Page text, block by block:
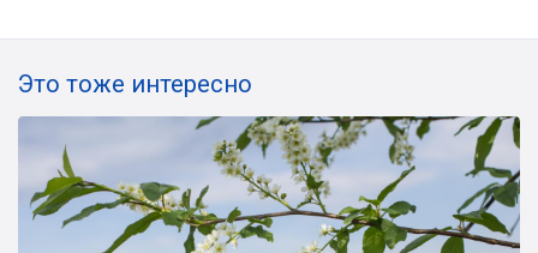
Это тоже интересно